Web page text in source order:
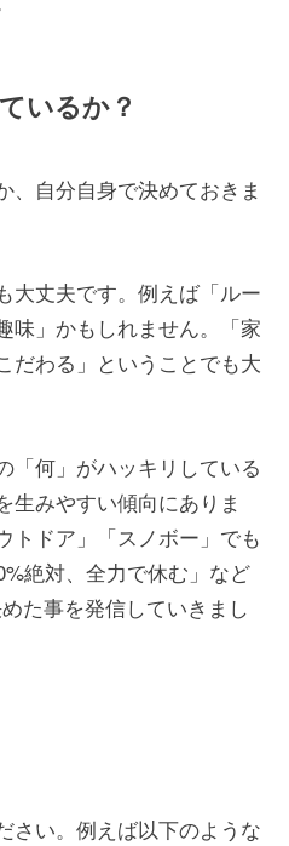
いるか？
、自分自身で決めておきま
大丈夫です。例えば「ルー
味」かもしれません。「家
だわる」ということでも大
「何」がハッキリしている
生みやすい傾向にありま
トドア」「スノボー」でも
絶対、全力で休む」など
た事を発信していきまし
さい。例えば以下のような